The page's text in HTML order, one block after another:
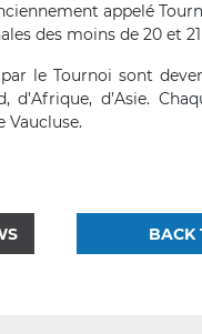
appelé
des moins de 20 et 21
le Tournoi sont
d’Afrique, d’Asie.
Vaucluse.
BACK